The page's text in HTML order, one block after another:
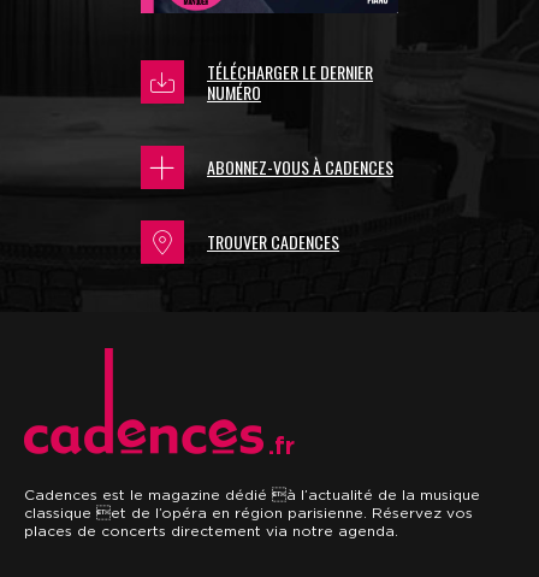
TÉLÉCHARGER LE DERNIER
NUMÉRO
ABONNEZ-VOUS À CADENCES
TROUVER CADENCES
.fr
Cadences est le magazine dédié à l’actualité de la musique
classique et de l’opéra en région parisienne. Réservez vos
places de concerts directement via notre agenda.